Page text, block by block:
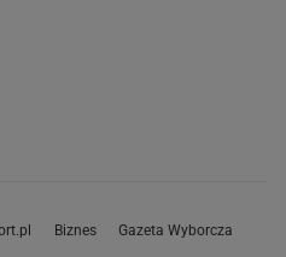
Biznes Gazeta Wyborcza